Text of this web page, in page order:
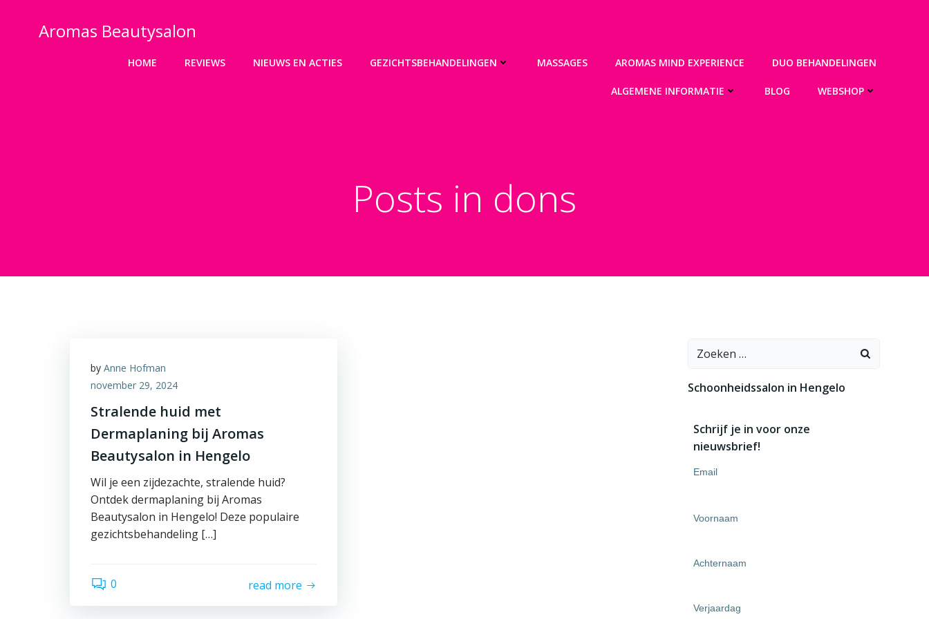
Aromas Beautysalon
HOME REVIEWS NIEUWS EN ACTIES GEZICHTSBEHANDELINGEN MASSAGES AROMAS MIND EXPERIENCE DUO BEHANDELINGEN
ALGEMENE INFORMATIE BLOG WEBSHOP
Posts in dons
by Anne Hofman
november 29, 2024
Stralende huid met
Dermaplaning bij Aromas
Beautysalon in Hengelo
Wil je een zijdezachte, stralende huid?
Ontdek dermaplaning bij Aromas
Beautysalon in Hengelo! Deze populaire
gezichtsbehandeling […]
0 read more
Zoeken
Schoonheidssalon in Hengelo
Schrijf je in voor onze
nieuwsbrief!
Email
Voornaam
Achternaam
Verjaardag